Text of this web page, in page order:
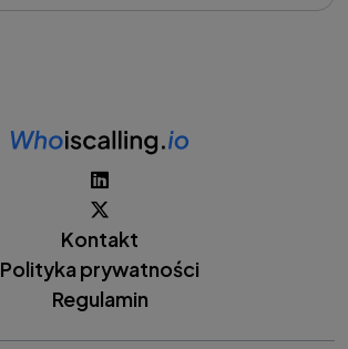
Kontakt
Polityka prywatności
Regulamin